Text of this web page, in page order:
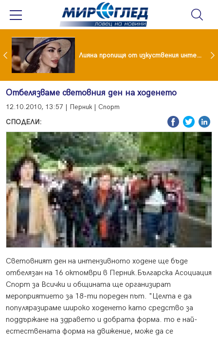
Популярен риалити герой заряза жена си заради друга Лияна пропищя от изкуствения интелект
Отбелязваме световния ден на ходенето
12.10.2010, 13:57 | Перник | Спорт
СПОДЕЛИ:
Световният ден на интензивното ходене ще бъде
отбелязан на 16 октомври в Перник.Българска Асоциация
Спорт за Всички и общината ще организират
мероприятието за 18-ти пореден път. "Целта е да
популяразираме широко ходенето като средство за
поддържане на здравето и добрата форма. то е най-
естествената форма на движение, може да се